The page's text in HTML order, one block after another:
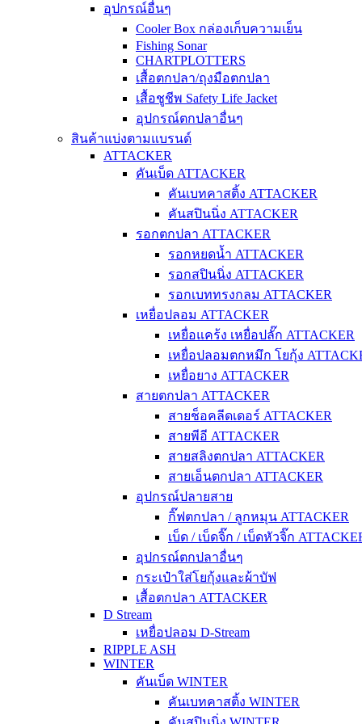
อุปกรณ์อื่นๆ
Cooler Box กล่องเก็บความเย็น
Fishing Sonar
CHARTPLOTTERS
เสื้อตกปลา/ถุงมือตกปลา
เสื้อชูชีพ Safety Life Jacket
อุปกรณ์ตกปลาอื่นๆ
สินค้าแบ่งตามแบรนด์
ATTACKER
คันเบ็ด ATTACKER
คันเบทคาสติ้ง ATTACKER
คันสปินนิ่ง ATTACKER
รอกตกปลา ATTACKER
รอกหยดน้ำ ATTACKER
รอกสปินนิ่ง ATTACKER
รอกเบททรงกลม ATTACKER
เหยื่อปลอม ATTACKER
เหยื่อแคร้ง เหยื่อปลั๊ก ATTACKER
เหยื่อปลอมตกหมึก โยกุ้ง
เหยื่อยาง ATTACKER
สายตกปลา ATTACKER
สายช็อคลีดเดอร์ ATTACKER
สายพีอี ATTACKER
สายสลิงตกปลา ATTACKER
สายเอ็นตกปลา ATTACKER
อุปกรณ์ปลายสาย
กิ๊ฟตกปลา / ลูกหมุน ATTACKER
เบ็ด / เบ็ดจิ๊ก / เบ็ดหัวจิ๊ก
อุปกรณ์ตกปลาอื่นๆ
กระเป๋าใส่โยกุ้งและผ้าบัฟ
เสื้อตกปลา ATTACKER
D Stream
เหยื่อปลอม D-Stream
RIPPLE ASH
WINTER
คันเบ็ด WINTER
คันเบทคาสติ้ง WINTER